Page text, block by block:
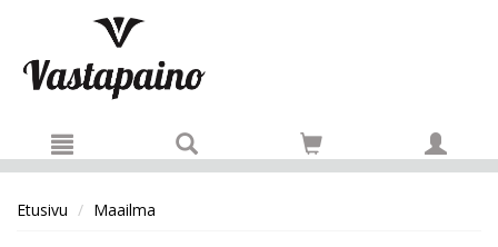
Etusivu Maailma